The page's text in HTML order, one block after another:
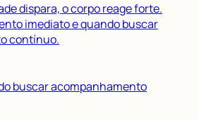
dispara, o corpo reage forte.
imediato e quando buscar
contínuo.
buscar acompanhamento